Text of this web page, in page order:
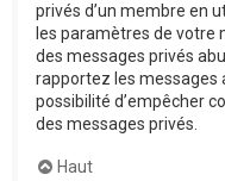
privés d’un membre en
les paramètres de votre
des messages privés
rapportez les messages
possibilité d’empêcher
des messages privés.
Haut